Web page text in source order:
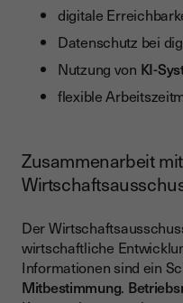
digitale
Datenschutz bei
Nutzung von KI-
flexible
Zusammenarbeit
Der
wirtschaftliche
Informationen sind ein
Mitbestimmung.